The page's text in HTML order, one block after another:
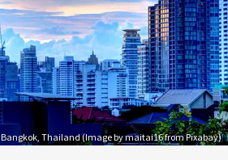
Bangkok, Thailand (Image by maitai16 from Pixabay)